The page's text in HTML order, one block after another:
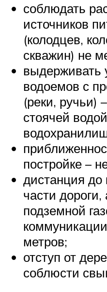
соблюдать
источников
(колодцев,
скважин) не
выдерживать
водоемов с
(реки, ручьи)
стоячей
постройке –
дистанция до
части
подземной
метров;
отступ от
соблюсти